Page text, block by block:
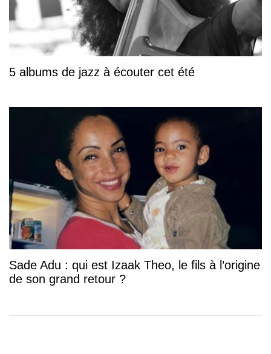
5 albums de jazz à écouter cet été
Sade Adu : qui est Izaak Theo, le fils à l’origine
de son grand retour ?